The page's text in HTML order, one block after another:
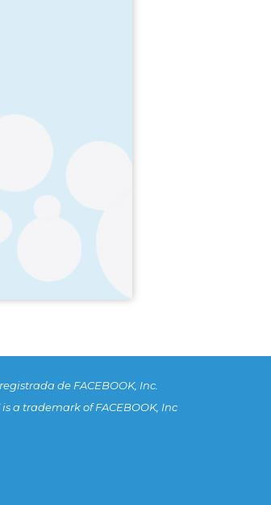
de FACEBOOK, Inc.
a trademark of FACEBOOK, Inc